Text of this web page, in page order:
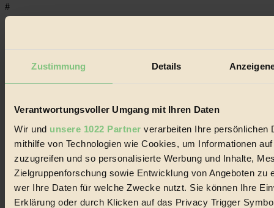
Zustimmung Details
Verantwortungsvoller Umgang mit Ihren Daten
Wir und unsere 1022 Partner verarbeiten Ihre persönlichen
mithilfe von Technologien wie Cookies, um Informationen
zuzugreifen und so personalisierte Werbung und Inhalte,
Zielgruppenforschung sowie Entwicklung von Angeboten zu
wer Ihre Daten für welche Zwecke nutzt. Sie können Ihre
Erklärung oder durch Klicken auf das Privacy Trigger
#
Niederösterreich
klimawandel